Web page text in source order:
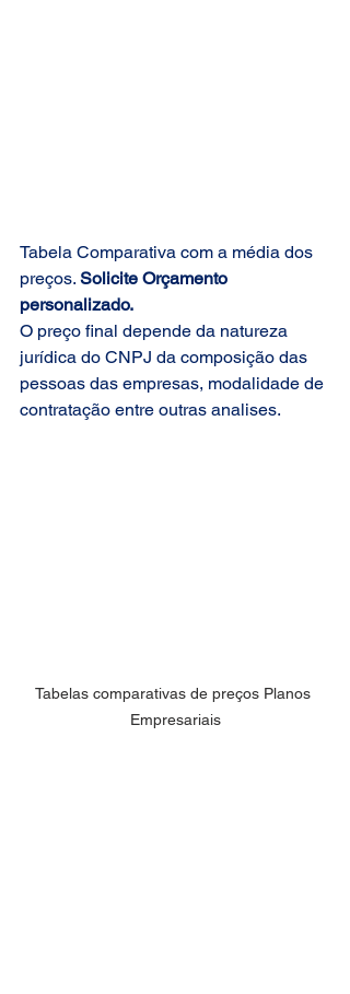
Tabela Comparativa com a média dos
preços. Solicite Orçamento
personalizado.
O preço final depende da natureza
jurídica do CNPJ da composição das
pessoas das empresas, modalidade de
contratação entre outras analises.
Tabelas comparativas de preços Planos
Empresariais